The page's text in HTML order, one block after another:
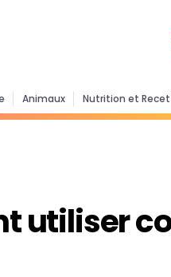
Animaux Nutrition et
utiliser